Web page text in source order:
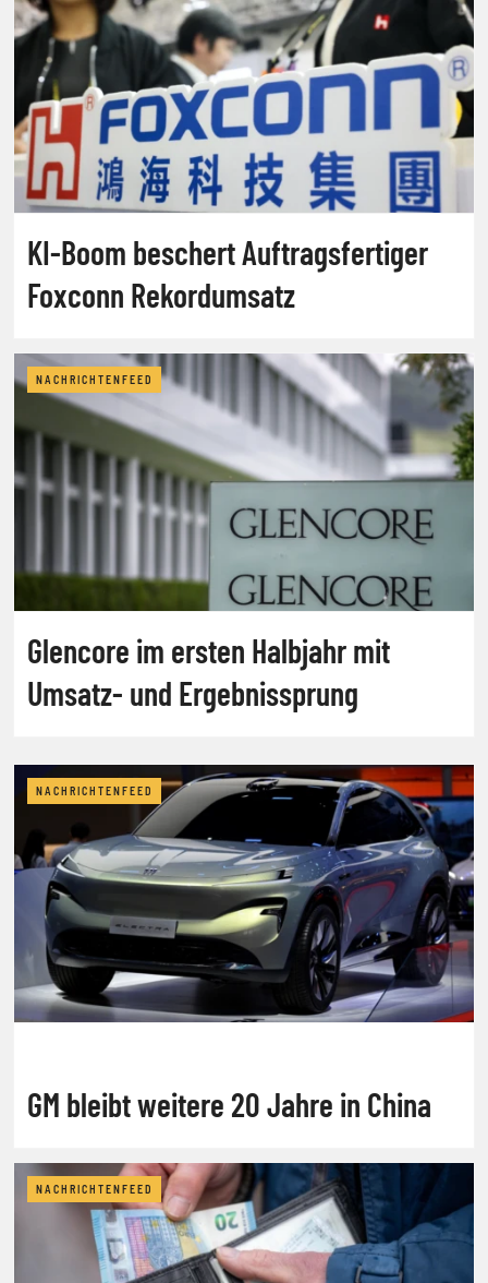
KI-Boom beschert Auftragsfertiger
Foxconn Rekordumsatz
NACHRICHTENFEED
Glencore im ersten Halbjahr mit
Umsatz- und Ergebnissprung
NACHRICHTENFEED
GM bleibt weitere 20 Jahre in China
NACHRICHTENFEED